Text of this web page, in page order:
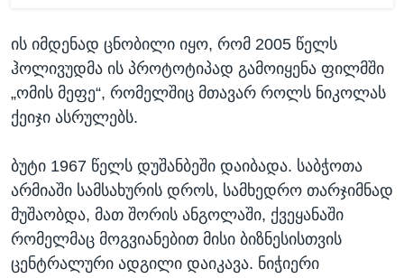
ის იმდენად ცნობილი იყო, რომ 2005 წელს
ჰოლივუდმა ის პროტოტიპად გამოიყენა ფილმში
„ომის მეფე“, რომელშიც მთავარ როლს ნიკოლას
ქეიჯი ასრულებს.
ბუტი 1967 წელს დუშანბეში დაიბადა. საბჭოთა
არმიაში სამსახურის დროს, სამხედრო თარჯიმნად
მუშაობდა, მათ შორის ანგოლაში, ქვეყანაში
რომელმაც მოგვიანებით მისი ბიზნესისთვის
ცენტრალური ადგილი დაიკავა. ნიჭიერი